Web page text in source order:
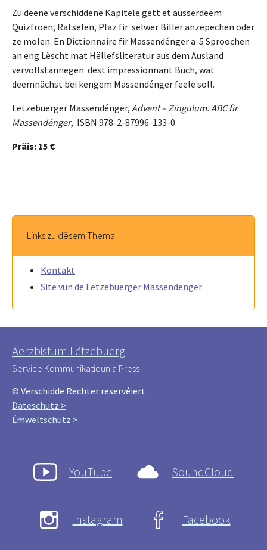
Zu deene verschiddene Kapitele gëtt et ausserdeem
Quizfroen, Rätselen, Plaz fir selwer Biller anzepechen oder
ze molen. En Dictionnaire fir Massendénger a 5 Sproochen
an eng Lëscht mat Hëllefsliteratur aus dem Ausland
vervollstännegen dëst impressionnant Buch, wat
deemnächst bei kengem Massendénger feele soll.
Lëtzebuerger Massendénger, Advent – Zingulum. ABC fir
Massendénger, ISBN 978-2-87996-133-0.
Präis: 15 €
Links zu dësem Thema
Kontakt
Site vun de Lëtzebuerger Massendenger
Äerzbistum Lëtzebuerg
Service Kommunikatioun a Press
© Verschidde Rechter reservéiert
Dateschutz >
Ëmweltschutz >
YouTube SoundCloud
Instagram Facebook